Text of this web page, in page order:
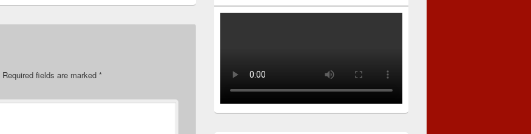
Required fields are marked *